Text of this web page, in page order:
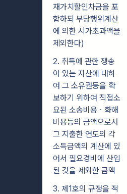
재가치할인차금을 포
함하되 부당행위계산
에 의한 시가초과액을
제외한다)
2. 취득에 관한 쟁송
이 있는 자산에 대하
여 그 소유권등을 확
보하기 위하여 직접소
요된 소송비용ㆍ화해
비용등의 금액으로서
그 지출한 연도의 각
소득금액의 계산에 있
어서 필요경비에 산입
된 것을 제외한 금액
3. 제1호의 규정을 적